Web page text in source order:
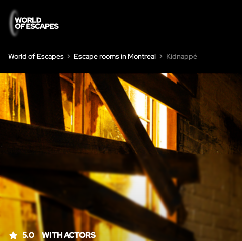
World of Escapes Escape rooms in Montreal Kidnappé
5.0 WITH ACTORS